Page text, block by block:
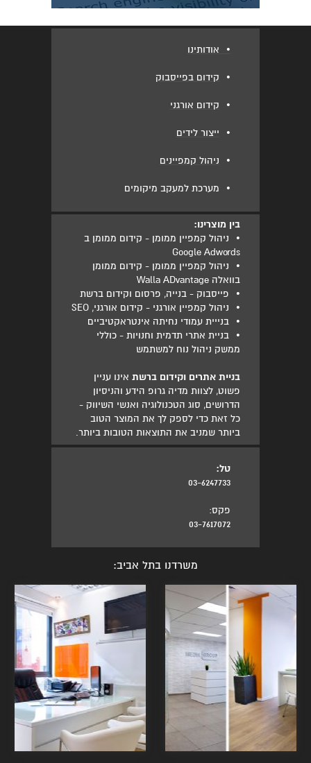
בין מוצרינו:
•
ניהול קמפיין ממומן - קידום ממומן ב
Google Adwords
•
ניהול קמפיין ממומן - קידום ממומן
בוואלה Walla ADvantage
• פייסבוק - בנייה, פרסום וקידום ברשת
• ניהול קמפיין אורגני - קידום אורגני, SEO
• בנייית עמודי נחיתה אינטראקטיביים
•
בניית אתרי תדמית וחנויות - כוללי
ממשק ניהול נוח למשתמש
בניית אתרים וקידום ברשתאינו עניין
פשוט, לצוות מדיה גרופ הידע והניסיון
הדרושים, סוג הטכנולוגיה ואנשי השיווק -
כל זאת כדי לספק לך את המוצר הטוב
ביותר שמניב את התוצאות הטובות ביותר.
• אודותינו
• קידום בפייסבוק
• קידום אורגני
• ייצור לידים
• ניהול קמפיינים
• מערכת למעקב מיקומים
טל:
03-6247733
פקס:
03-7617072
משרדנו בתל אביב: